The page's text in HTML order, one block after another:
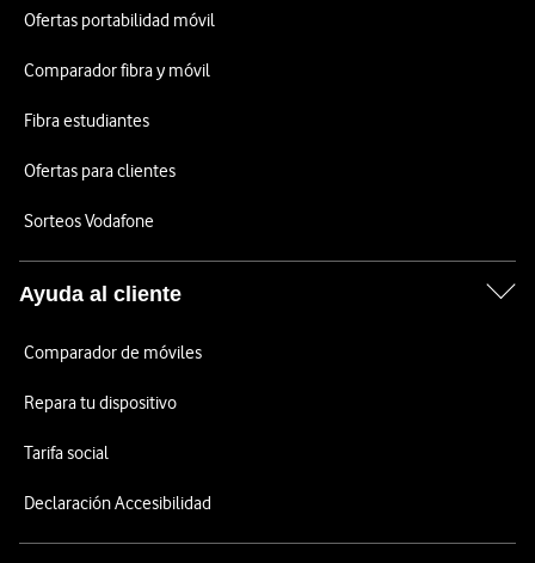
Ofertas portabilidad móvil
Comparador fibra y móvil
Fibra estudiantes
Ofertas para clientes
Sorteos Vodafone
Ayuda al cliente
Comparador de móviles
Repara tu dispositivo
Tarifa social
Declaración Accesibilidad